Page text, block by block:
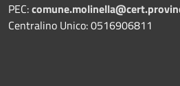
PEC:
Centralino Unico: 0516906811